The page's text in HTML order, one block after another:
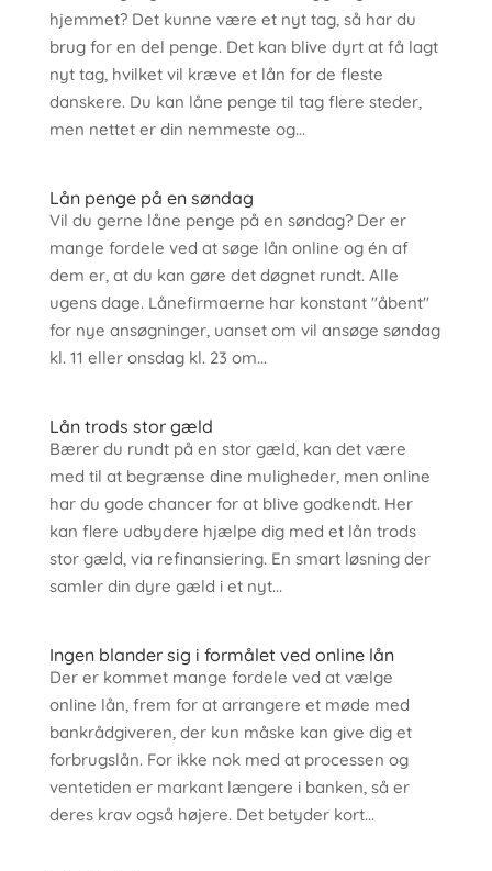
hjemmet? Det kunne være et nyt tag, så har du
brug for en del penge. Det kan blive dyrt at få lagt
nyt tag, hvilket vil kræve et lån for de fleste
danskere. Du kan låne penge til tag flere steder,
men nettet er din nemmeste og...
Lån penge på en søndag
Vil du gerne låne penge på en søndag? Der er
mange fordele ved at søge lån online og én af
dem er, at du kan gøre det døgnet rundt. Alle
ugens dage. Lånefirmaerne har konstant "åbent"
for nye ansøgninger, uanset om vil ansøge søndag
kl. 11 eller onsdag kl. 23 om...
Lån trods stor gæld
Bærer du rundt på en stor gæld, kan det være
med til at begrænse dine muligheder, men online
har du gode chancer for at blive godkendt. Her
kan flere udbydere hjælpe dig med et lån trods
stor gæld, via refinansiering. En smart løsning der
samler din dyre gæld i et nyt...
Ingen blander sig i formålet ved online lån
Der er kommet mange fordele ved at vælge
online lån, frem for at arrangere et møde med
bankrådgiveren, der kun måske kan give dig et
forbrugslån. For ikke nok med at processen og
ventetiden er markant længere i banken, så er
deres krav også højere. Det betyder kort...